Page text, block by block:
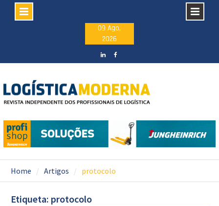
09 Ago,
2026
Home Artigos protocolo
Etiqueta: protocolo